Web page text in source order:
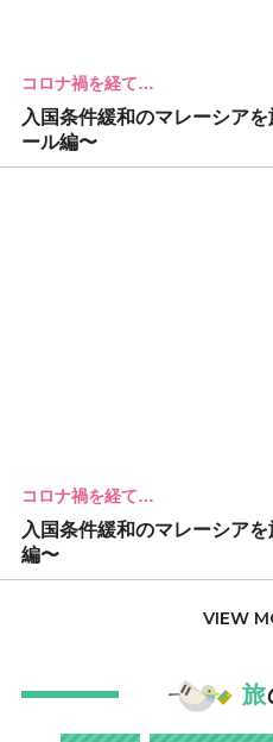
コロナ禍を経て…
入国条件緩和のマレーシア
ール編〜
コロナ禍を経て…
入国条件緩和のマレーシア
編〜
VIEW
旅